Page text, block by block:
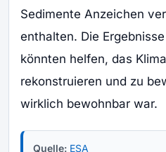
Sedimente Anzeichen
enthalten. Die
könnten helfen, das
rekonstruieren und zu
wirklich bewohnbar war.
Quelle: ESA